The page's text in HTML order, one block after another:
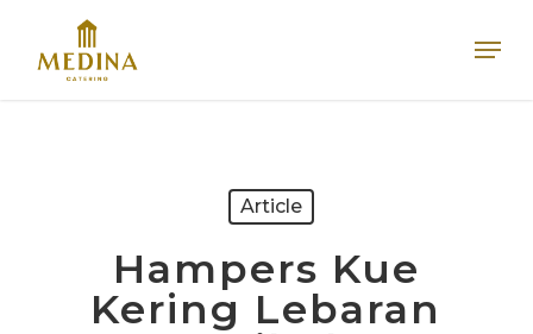
main
Article
Hampers Kue
Kering Lebaran